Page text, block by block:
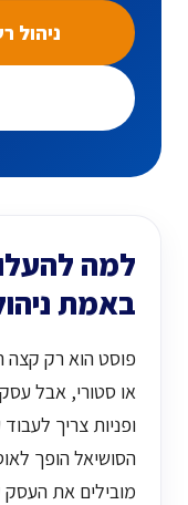
ניהול
למה
באמת
פוסט הוא רק קצה
או סטורי, אבל
ופניות צריך
הסושיאל הופך
מובילים את